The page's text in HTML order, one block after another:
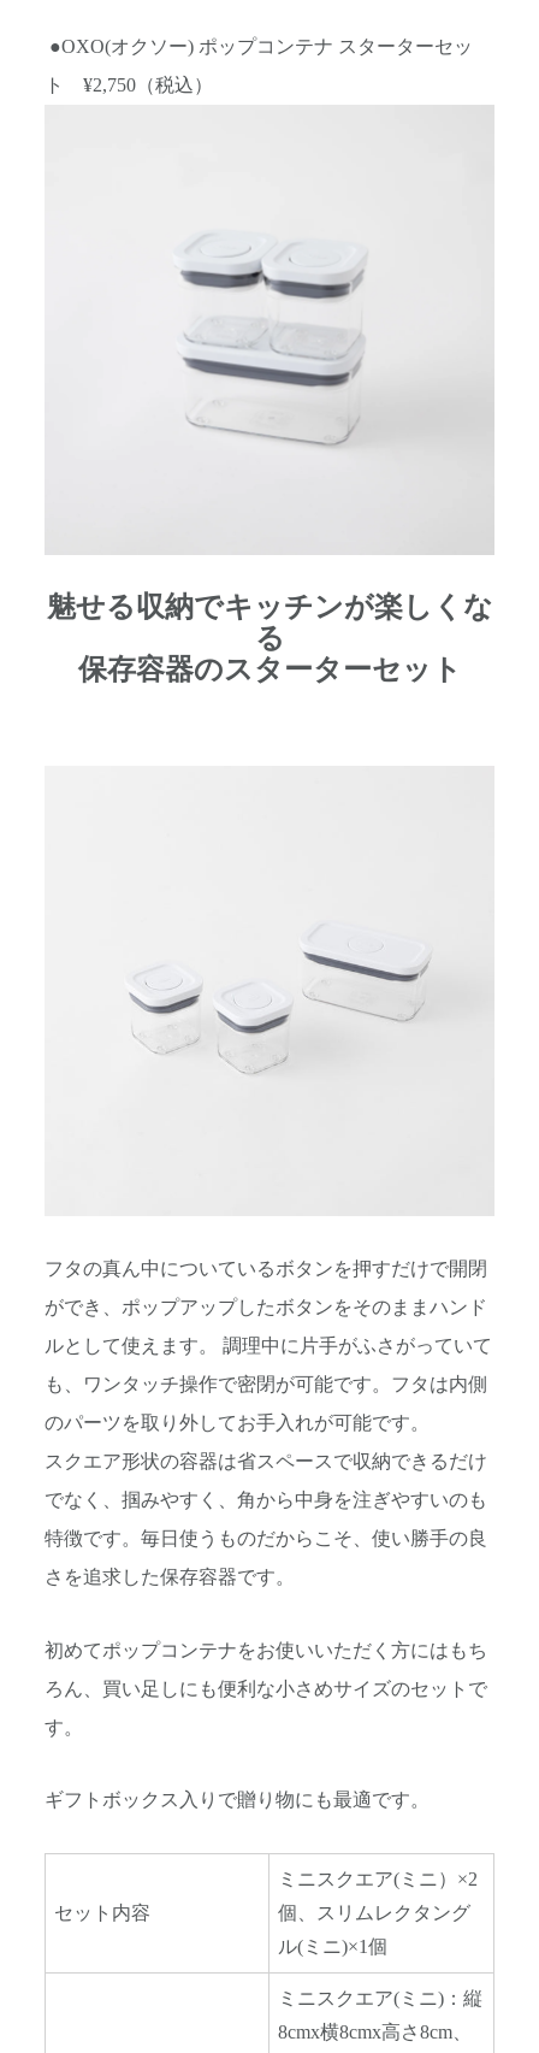
●OXO(オクソー) ポップコンテナ スターターセッ
ト ¥2,750 （税込）
魅せる収納でキッチンが楽しくな
る
保存容器のスターターセット
フタの真ん中についているボタンを押すだけで開閉
ができ、ポップアップしたボタンをそのままハンド
ルとして使えます。 調理中に片手がふさがっていて
も、ワンタッチ操作で密閉が可能です。フタは内側
のパーツを取り外してお手入れが可能です。
スクエア形状の容器は省スペースで収納できるだけ
でなく、掴みやすく、角から中身を注ぎやすいのも
特徴です。毎日使うものだからこそ、使い勝手の良
さを追求した保存容器です。
初めてポップコンテナをお使いいただく方にはもち
ろん、買い足しにも便利な小さめサイズのセットで
す。
ギフトボックス入りで贈り物にも最適です。
セット内容
ミニスクエア(ミニ）×2
個、スリムレクタング
ル(ミニ)×1個
ミニスクエア(ミニ)：縦
8cmx横8cmx高さ8cm、